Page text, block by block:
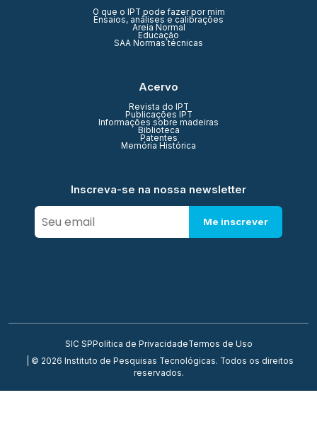
O que o IPT pode fazer por mim
Ensaios, análises e calibrações
Areia Normal
Educação
SAA Normas técnicas
Acervo
Revista do IPT
Publicações IPT
Informações sobre madeiras
Biblioteca
Patentes
Memória Histórica
Inscreva-se na nossa newsletter
Me inscrever
SIC SP Política de PrivacidadeTermos de Uso
| © 2026 Instituto de Pesquisas Tecnológicas. Todos os direitos
reservados.